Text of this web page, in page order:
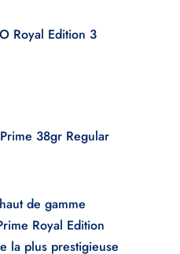
Royal Edition 3
38gr Regular
de gamme
Royal Edition
la plus prestigieuse